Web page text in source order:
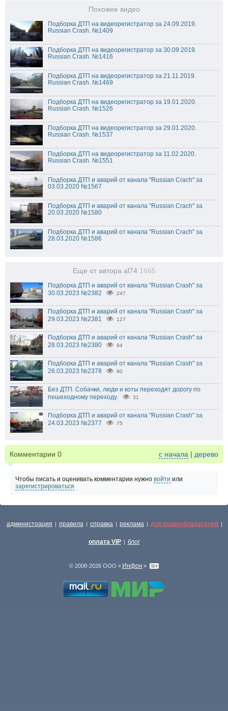
Похожее видео
Подборка ДТП на видеорегистратор за 24.09.2019.
Russian Crash. №1409
Подборка ДТП на видеорегистратор за 30.09.2019.
Russian Crash. №1416
Подборка ДТП на видеорегистратор за 21.11.2019.
Russian Crash. №1469
Подборка ДТП на видеорегистратор за 19.01.2020.
Russian Crash. №1526
Подборка ДТП на видеорегистратор за 29.01.2020.
Russian Crash. №1537
Подборка ДТП на видеорегистратор за 11.02.2020.
Russian Crash. №1551
Подборка ДТП и аварий от канала "Russian Crach" за
03.03.2020 №1567
Подборка ДТП и аварий от канала "Russian Crach" за
20.03.2020 №1580
Подборка ДТП и аварий от канала "Russian Crach" за
28.03.2020 №1586
Еще от автора al74 1665
Подборка ДТП и аварий от канала "Russian Crash" за
30.03.2023 №2382
247
Подборка ДТП и аварий от канала "Russian Crash" за
29.03.2023 №2381
127
Подборка ДТП и аварий от канала "Russian Crash" за
28.03.2023 №2380
94
Подборка ДТП и аварий от канала "Russian Crash" за
26.03.2023 №2378
90
Без ДТП. Собачки, люди и коты переходят дорогу по
пешеходному переходу.
31
Подборка ДТП и аварий от канала "Russian Crash" за
24.03.2023 №2377
75
Комментарии 0 с начала | дерево
Чтобы писать и оценивать комментарии нужно войти или
зарегистрироваться
администрация | правила | справка | реклама | для правообладателей |
оплата VIP | блог
© 2008-2026 ООО « Инфон »